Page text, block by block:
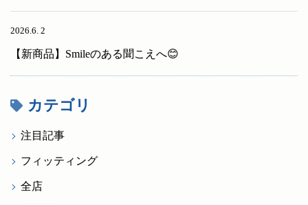
2026.6. 2
【新商品】Smileのある聞こえへ😊
カテゴリ
注目記事
フィッティング
全店